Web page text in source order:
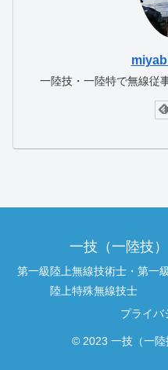
一陸技・一陸特で無線従
一技（一陸技
第一級陸上無線技術士・第一級
陸上特殊無線技士
プライバ
© 2023 一技（一